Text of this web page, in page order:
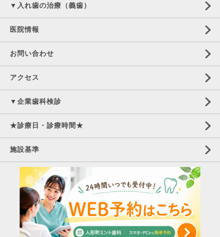
▼入れ歯の治療（義歯）
医院情報
お問い合わせ
アクセス
▼企業歯科検診
★診療日・診療時間★
施設基準